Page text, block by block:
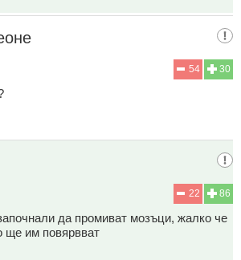
30
54
86
22
да промиват мозъци, жалко че
ще им повярвват